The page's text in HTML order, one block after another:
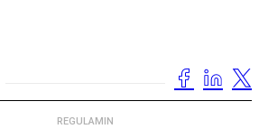
REGULAMIN